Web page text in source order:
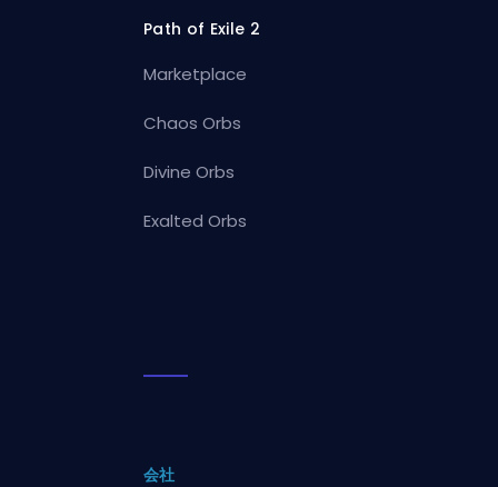
Path of Exile 2
Marketplace
Chaos Orbs
Divine Orbs
Exalted Orbs
会社